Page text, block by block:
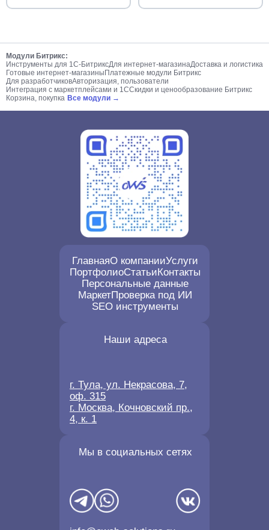
Модули Битрикс:
Инструменты для 1С-БитриксДля интернет-магазинаДоставка и логистика
Готовые интернет-магазины Платежные модули Битрикс
Для разработчиковАвторизация, пользователи
Интеграция с маркетплейсами и 1ССкидки и ценообразование Битрикс
Корзина, покупка Все модули →
ГлавнаяО компанииУслуги
ПортфолиоСтатьиКонтакты
Персональные данные
МаркетПроверка под ИИ
SEO инструменты
Мы в социальных сетях
Наши адреса
г. Тула, ул. Некрасова, 7,
оф. 315
г. Москва, Кочновский пр.,
4, к. 1